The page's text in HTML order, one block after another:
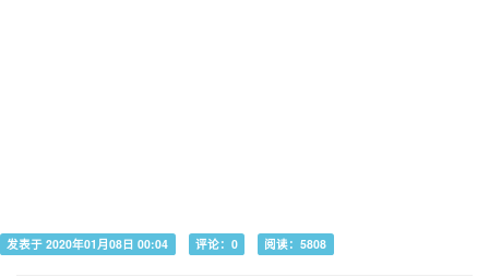
发表于 2020年01月08日 00:04 评论：0 阅读：5808